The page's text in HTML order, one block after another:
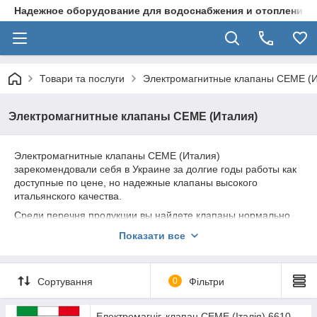
Надежное оборудование для водоснабжения и отопления
Товари та послуги Электромагнитные клапаны CEME
Электромагнитные клапаны CEME (Италия)
Электромагнитные клапаны CEME (Италия)
зарекомендовали себя в Украине за долгие годы работы как
доступные по цене, но надежные клапаны высокого
итальянского качества.
Среди перечня продукции вы найдете клапаны нормально
газообразных сред с присоединением от 1/8 до 3 дюймов и
напряжением 220В, 24В DC, 24В AC, 12В DC.
Показати все
Сортування 0 Фільтри